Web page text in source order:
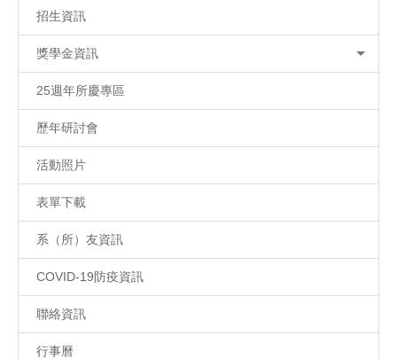
招生資訊
獎學金資訊
25週年所慶專區
歷年研討會
活動照片
表單下載
系（所）友資訊
COVID-19防疫資訊
聯絡資訊
行事曆